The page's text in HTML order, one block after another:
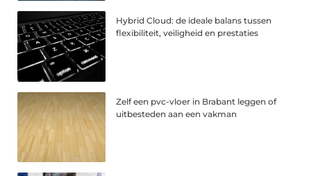
Hybrid Cloud: de ideale balans tussen
flexibiliteit, veiligheid en prestaties
Zelf een pvc-vloer in Brabant leggen of
uitbesteden aan een vakman